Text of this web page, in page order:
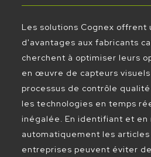
Les solutions Cognex offrent
d'avantages aux fabricants
cherchent à optimiser leurs
en œuvre de capteurs
processus de contrôle
les technologies en temps
inégalée. En identifiant et
automatiquement les
entreprises peuvent éviter